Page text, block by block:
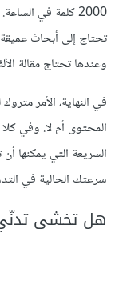
2000 كلمة في
تحتاج إلى أبحاث
وعندها تحتاج مقالة
في النهاية، الأمر
المحتوى أم لا. وفي
السريعة التي يمكنها
سرعتك الحالية في
هل تخشى